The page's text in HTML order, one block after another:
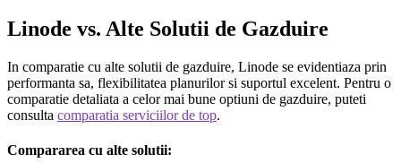
Linode vs. Alte Solutii de Gazduire
In comparatie cu alte solutii de gazduire, Linode se evidentiaza prin
performanta sa, flexibilitatea planurilor si suportul excelent. Pentru o
comparatie detaliata a celor mai bune optiuni de gazduire, puteti
consulta comparatia serviciilor de top.
Compararea cu alte solutii: